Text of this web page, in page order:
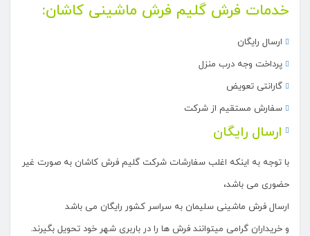
خدمات فرش گلیم فرش ماشینی کاشان:
ارسال رایگان
پرداخت وجه درب منزل
گارانتی تعویض
سفارش مستقیم از شرکت
ارسال رایگان
با توجه به اینکه اغلب سفارشات شرکت گلیم فرش کاشان به صورت غیر
حضوری می باشد،
ارسال فرش ماشینی سلیمان به سراسر کشور رایگان می باشد
و خریداران گرامی میتوانند فرش ها را در باربری شهر خود تحویل بگیرند.